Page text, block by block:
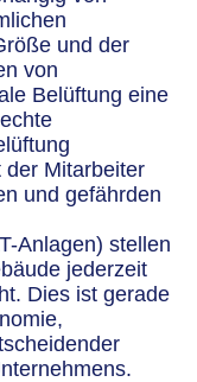
und der
von
Belüftung eine
der Mitarbeiter
und gefährden
Anlagen) stellen
jederzeit
Dies ist gerade